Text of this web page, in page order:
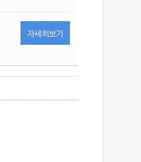
자세히 보기